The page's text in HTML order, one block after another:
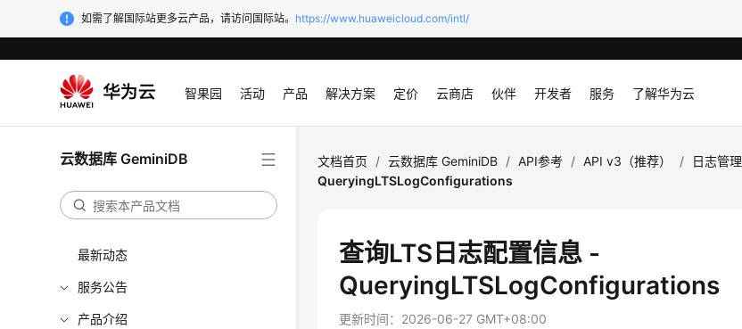
如需了解国际站更多云产品，请访问国际站。 https://www.huaweicloud.com/intl/
智果园 活动 产品 解决方案 定价 云商店 伙伴 开发者 服务 了解华为云
云数据库 GeminiDB
最新动态
服务公告
产品介绍
文档首页 / 云数据库 GeminiDB / API参考 / API v3（推荐） / 日志管理
QueryingLTSLogConfigurations
查询LTS日志配置信息 -
QueryingLTSLogConfigurations
更新时间： 2026-06-27 GMT+08:00